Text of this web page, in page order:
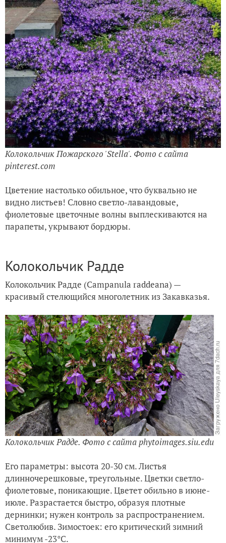
Колокольчик Пожарского 'Stella'. Фото с сайта
pinterest.com
Цветение настолько обильное, что буквально не
видно листьев! Словно светло-лавандовые,
фиолетовые цветочные волны выплескиваются на
парапеты, укрывают бордюры.
Колокольчик Радде
Колокольчик Радде (Campanula raddeana) —
красивый стелющийся многолетник из Закавказья.
Колокольчик Радде. Фото с сайта phytoimages.siu.edu
Его параметры: высота 20-30 см. Листья
длинночерешковые, треугольные. Цветки светло-
фиолетовые, поникающие. Цветет обильно в июне-
июле. Разрастается быстро, образуя плотные
дернинки; нужен контроль за распространением.
Светолюбив. Зимостоек: его критический зимний
минимум -23°C.